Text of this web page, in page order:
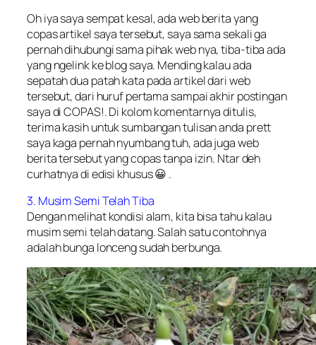
Oh iya saya sempat kesal, ada web berita yang
copas artikel saya tersebut, saya sama sekali ga
pernah dihubungi sama pihak web nya, tiba-tiba ada
yang ngelink ke blog saya. Mending kalau ada
sepatah dua patah kata pada artikel dari web
tersebut, dari huruf pertama sampai akhir postingan
saya di COPAS!. Di kolom komentarnya ditulis,
terima kasih untuk sumbangan tulisan anda prett
saya kaga pernah nyumbang tuh, ada juga web
berita tersebut yang copas tanpa izin. Ntar deh
curhatnya di edisi khusus 😀 .
3. Musim Semi Telah Tiba
Dengan melihat kondisi alam, kita bisa tahu kalau
musim semi telah datang. Salah satu contohnya
adalah bunga lonceng sudah berbunga.